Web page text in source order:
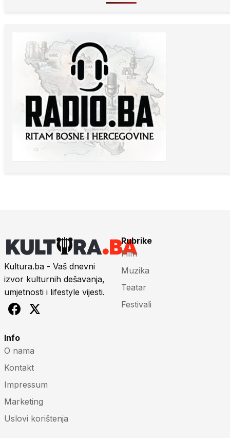
Kultura.ba - Vaš dnevni
izvor kulturnih dešavanja,
umjetnosti i lifestyle vijesti.
Rubrike
Film
Muzika
Teatar
Festivali
Info
O nama
Kontakt
Impressum
Marketing
Uslovi korištenja